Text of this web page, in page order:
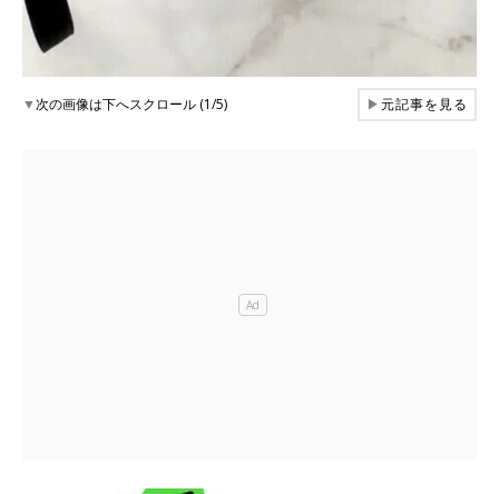
▼次の画像は下へスクロール (1/5) ▶元記事を見る